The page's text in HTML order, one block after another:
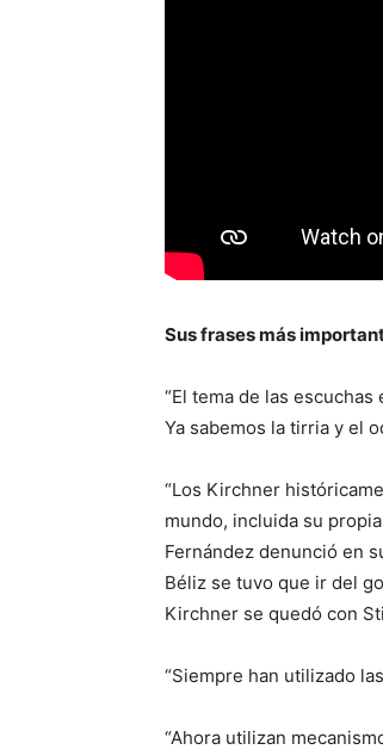
Sus frases más
“El tema de las
Ya sabemos la tirria y el
“Los Kirchner
mundo, incluida su
Fernández denunció en
Béliz se tuvo que ir del
Kirchner se quedó con
“Siempre han utilizado
“Ahora utilizan